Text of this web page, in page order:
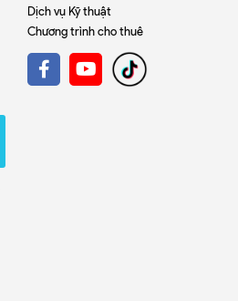
Dịch vụ Kỹ thuật
Chương trình cho thuê